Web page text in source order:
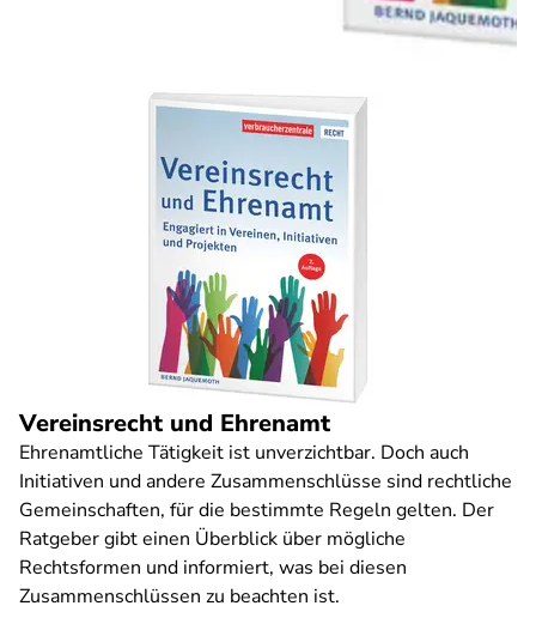
Vereinsrecht und Ehrenamt
Ehrenamtliche Tätigkeit ist unverzichtbar. Doch auch
Initiativen und andere Zusammenschlüsse sind rechtliche
Gemeinschaften, für die bestimmte Regeln gelten. Der
Ratgeber gibt einen Überblick über mögliche
Rechtsformen und informiert, was bei diesen
Zusammenschlüssen zu beachten ist.